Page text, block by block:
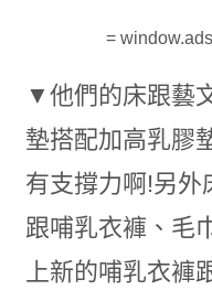
=
▼他們的床跟藝
墊搭配加高乳膠
有支撐力啊!另外
跟哺乳衣褲、毛
上新的哺乳衣褲